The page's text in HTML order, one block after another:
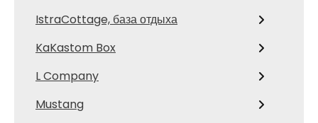
IstraCottage, база отдыха
KaKastom Box
L Company
Mustang